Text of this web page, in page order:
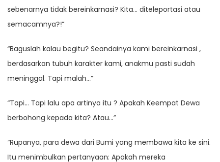
sebenarnya tidak bereinkarnasi? Kita… diteleportasi atau
semacamnya?!”
“Baguslah kalau begitu? Seandainya kami bereinkarnasi ,
berdasarkan tubuh karakter kami, anakmu pasti sudah
meninggal. Tapi malah…”
“Tapi… Tapi lalu apa artinya itu ? Apakah Keempat Dewa
berbohong kepada kita? Atau…”
“Rupanya, para dewa dari Bumi yang membawa kita ke sini.
Itu menimbulkan pertanyaan: Apakah mereka